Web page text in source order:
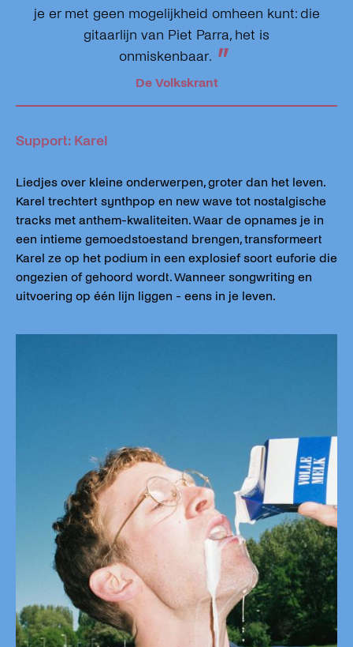
je er met geen mogelijkheid omheen kunt: die
gitaarlijn van Piet Parra, het is
onmiskenbaar. ”
De Volkskrant
Support: Karel
Liedjes over kleine onderwerpen, groter dan het leven.
Karel trechtert synthpop en new wave tot nostalgische
tracks met anthem-kwaliteiten. Waar de opnames je in
een intieme gemoedstoestand brengen, transformeert
Karel ze op het podium in een explosief soort euforie die
ongezien of gehoord wordt. Wanneer songwriting en
uitvoering op één lijn liggen - eens in je leven.